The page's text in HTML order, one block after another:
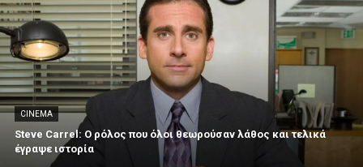
CINEMA
Steve Carrel: Ο ρόλος που όλοι θεωρούσαν λάθος και τελικά
έγραψε ιστορία